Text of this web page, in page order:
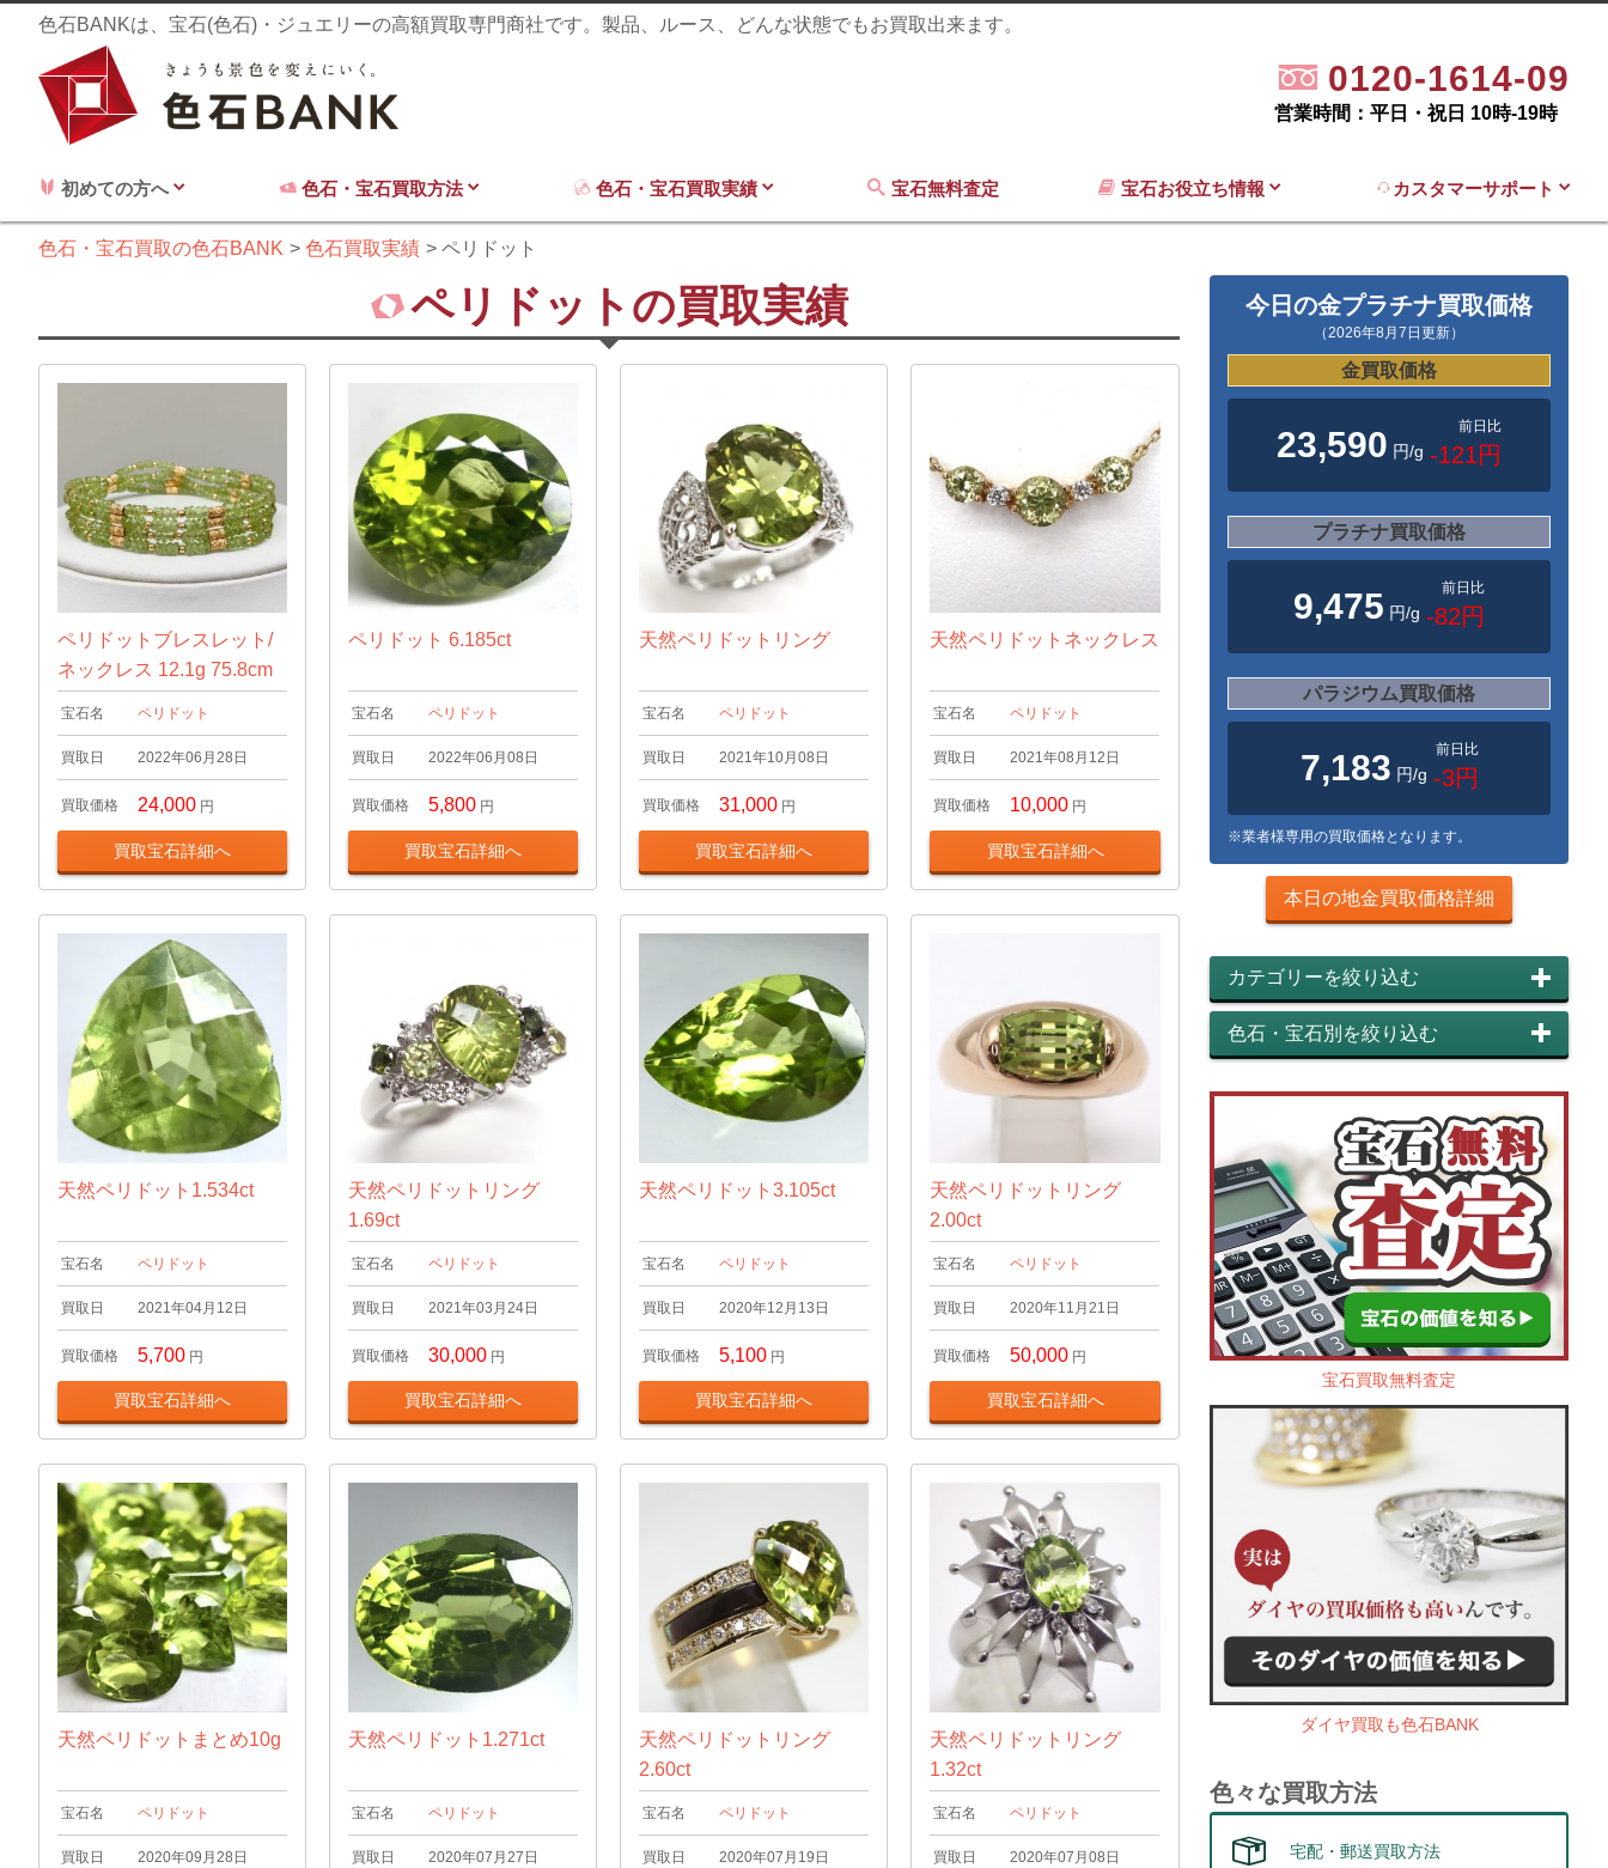
色石BANKは、宝石(色石)・ジュエリーの高額買取専門商社です。製品、ルース、どんな状態でもお買取出来ます。
0120-1614-09
営業時間：平日・祝日 10時-19時
初めての方へ 色石・宝石買取方法 色石・宝石買取実績 宝石無料査定 宝石お役立ち情報 カスタマーサポート
色石・宝石買取の色石BANK 色石買取実績 ペリドット
ペリドットの買取実績
ペリドットブレスレット/
ネックレス 12.1g 75.8cm
宝石名 ペリドット
買取日 2022年06月28日
買取価格 24,000 円
買取宝石詳細へ
ペリドット 6.185ct
宝石名 ペリドット
買取日 2022年06月08日
買取価格 5,800 円
買取宝石詳細へ
天然ペリドットリング
宝石名 ペリドット
買取日 2021年10月08日
買取価格 31,000 円
買取宝石詳細へ
天然ペリドットネックレス
宝石名 ペリドット
買取日 2021年08月12日
買取価格 10,000 円
買取宝石詳細へ
天然ペリドット1.534ct
宝石名 ペリドット
買取日 2021年04月12日
買取価格 5,700 円
買取宝石詳細へ
天然ペリドットリング
1.69ct
宝石名 ペリドット
買取日 2021年03月24日
買取価格 30,000 円
買取宝石詳細へ
天然ペリドット3.105ct
宝石名 ペリドット
買取日 2020年12月13日
買取価格 5,100 円
買取宝石詳細へ
天然ペリドットリング
2.00ct
宝石名 ペリドット
買取日 2020年11月21日
買取価格 50,000 円
買取宝石詳細へ
天然ペリドットまとめ10g
宝石名 ペリドット
買取日 2020年09月28日
天然ペリドット1.271ct
宝石名 ペリドット
買取日 2020年07月27日
天然ペリドットリング
2.60ct
宝石名 ペリドット
買取日 2020年07月19日
天然ペリドットリング
1.32ct
宝石名 ペリドット
買取日 2020年07月08日
今日の金プラチナ買取価格
（2026年8月7日更新）
金買取価格
23,590 円/g
前日比
-121円
プラチナ買取価格
9,475 円/g
前日比
-82円
パラジウム買取価格
7,183 円/g
前日比
-3円
※業者様専用の買取価格となります。
本日の地金買取価格詳細
カテゴリーを絞り込む
色石・宝石別を絞り込む
宝石買取無料査定
ダイヤ買取も色石BANK
色々な買取方法
宅配・郵送買取方法